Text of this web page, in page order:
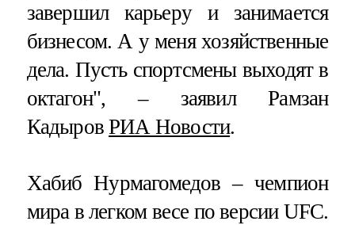
завершил карьеру и занимается
бизнесом. А у меня хозяйственные
дела. Пусть спортсмены выходят в
октагон", – заявил Рамзан
КадыровРИА Новости.
Хабиб Нурмагомедов – чемпион
мира в легком весе по версии UFC.